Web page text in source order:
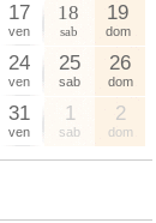
17
ven
18
sab
19
dom
24
ven
25
sab
26
dom
31
ven
1
sab
2
dom